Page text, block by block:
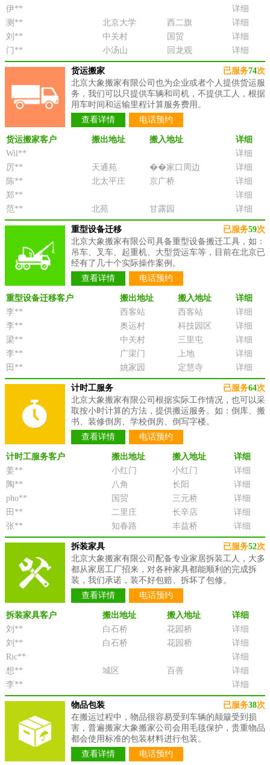
伊**
详细
测**
北京大学 西二旗
详细
刘**
中关村 国贸
详细
门**
小汤山 回龙观 详细
已服务74次
货运搬家
北京大象搬家有限公司也为企业或者个人提供货运服
务，我们可以只提供车辆和司机，不提供工人，根据
用车时间和运输里程计算服务费用。
查看详情
电话预约
货运搬家客户 搬出地址 搬入地址
详细
Wil**
详细
厉**
天通苑 ��家口周边
详细
陈**
北太平庄 京广桥
详细
郑**
详细
范**
北苑 甘露园 详细
已服务59次
重型设备迁移
北京大象搬家有限公司具备重型设备搬迁工具，如：
吊车、叉车、起重机、大型货运车等，目前在北京已
经有了几十个实际操作案例。
查看详情
电话预约
重型设备迁移客户 搬出地址 搬入地址
详细
李**
西客站 西客站
详细
李**
奥运村 科技园区
详细
梁**
中关村 三里屯
详细
李**
广渠门 上地
详细
田**
姚家园 定慧寺 详细
已服务64次
计时工服务
北京大象搬家有限公司根据实际工作情况，也可以采
取按小时计算的方法，提供搬运服务。如：倒库、搬
书、装修倒房、学校倒房、倒写字楼。
查看详情
电话预约
计时工服务客户 搬出地址 搬入地址
详细
姜**
小红门 小红门
详细
陶**
八角 长阳
详细
pho**
国贸 三元桥
详细
田**
二里庄 长辛店
详细
张**
知春路 丰益桥 详细
已服务52次
拆装家具
北京大象搬家有限公司配备专业家居拆装工人，大多
都从家居工厂招来，对各种家具都能顺利的完成拆
装，我们承诺，装不好包赔、拆坏了包修。
查看详情
电话预约
拆装家具客户 搬出地址 搬入地址
详细
刘**
白石桥 花园桥
详细
刘**
白石桥 花园桥
详细
Ric**
详细
想**
城区 百善
详细
李**
详细
已服务38次
物品包装
在搬运过程中，物品很容易受到车辆的颠簸受到损
害，普遍搬家大象搬家公司会用毛毯保护，贵重物品
都会使用标准的包装材料进行包装。
查看详情
电话预约